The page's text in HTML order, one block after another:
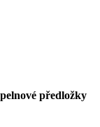
předložky